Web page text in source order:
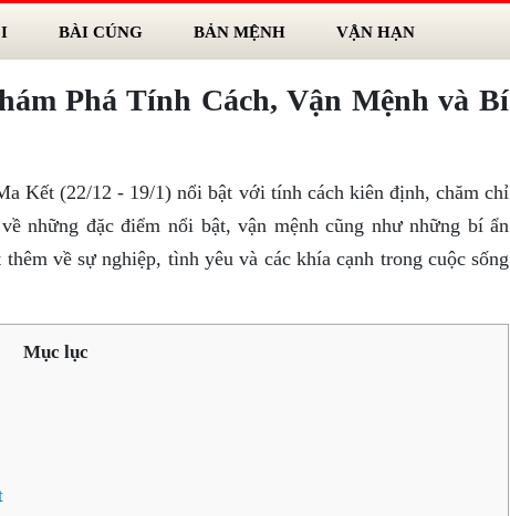
BÀI CÚNG BẢN MỆNH VẬN HẠN
Phá Tính Cách, Vận Mệnh và Bí
Kết (22/12 - 19/1) nổi bật với tính cách kiên định, chăm chỉ
những đặc điểm nổi bật, vận mệnh cũng như những bí ẩn
về sự nghiệp, tình yêu và các khía cạnh trong cuộc sống
Mục lục